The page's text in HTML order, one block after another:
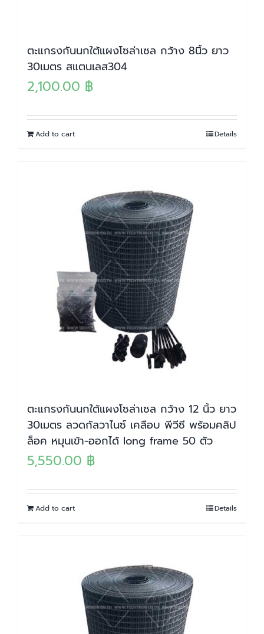
ตะแกรงกันนกใต้แผงโซล่าเซล กว้าง 8นิ้ว ยาว
30เมตร สแตนเลส304
2,100.00 ฿
Add to cart Details
ตะแกรงกันนกใต้แผงโซล่าเซล กว้าง 12 นิ้ว ยาว
30เมตร ลวดกัลวาไนซ์ เคลือบ พีวีซี พร้อมคลิป
ล็อค หมุนเข้า-ออกได้ long frame 50 ตัว
5,550.00 ฿
Add to cart Details